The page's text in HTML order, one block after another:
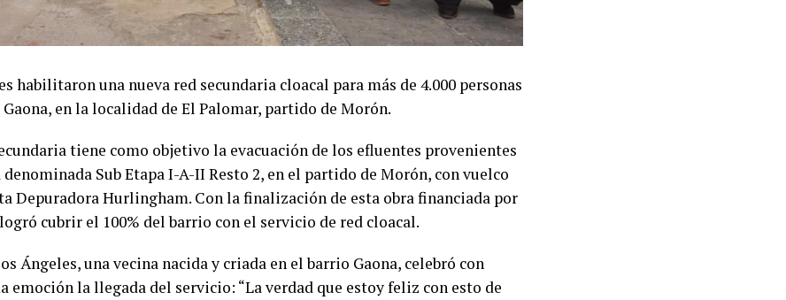
habilitaron una nueva red secundaria cloacal para más de 4.000 personas
en la localidad de El Palomar, partido de Morón.
tiene como objetivo la evacuación de los efluentes provenientes
denominada Sub Etapa I-A-II Resto 2, en el partido de Morón, con vuelco
Depuradora Hurlingham. Con la finalización de esta obra financiada por
cubrir el 100% del barrio con el servicio de red cloacal.
Ángeles, una vecina nacida y criada en el barrio Gaona, celebró con
emoción la llegada del servicio: “La verdad que estoy feliz con esto de